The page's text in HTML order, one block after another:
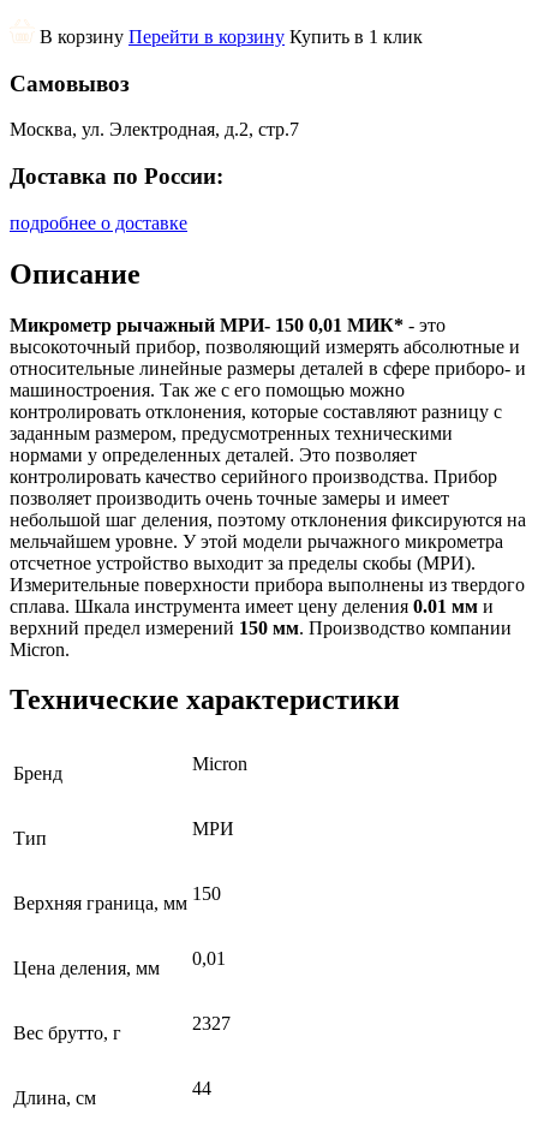
В корзину Перейти в корзину Купить в 1 клик
Самовывоз
Москва, ул. Электродная, д.2, стр.7
Доставка по России:
подробнее о доставке
Описание
Микрометр рычажный МРИ- 150 0,01 МИК* - это
высокоточный прибор, позволяющий измерять абсолютные и
относительные линейные размеры деталей в сфере приборо- и
машиностроения. Так же с его помощью можно
контролировать отклонения, которые составляют разницу с
заданным размером, предусмотренных техническими
нормами у определенных деталей. Это позволяет
контролировать качество серийного производства. Прибор
позволяет производить очень точные замеры и имеет
небольшой шаг деления, поэтому отклонения фиксируются на
мельчайшем уровне. У этой модели рычажного микрометра
отсчетное устройство выходит за пределы скобы (МРИ).
Измерительные поверхности прибора выполнены из твердого
сплава. Шкала инструмента имеет цену деления 0.01 мм и
верхний предел измерений 150 мм. Производство компании
Micron.
Технические характеристики
Бренд Micron
Тип МРИ
Верхняя граница, мм 150
Цена деления, мм 0,01
Вес брутто, г 2327
Длина, см 44